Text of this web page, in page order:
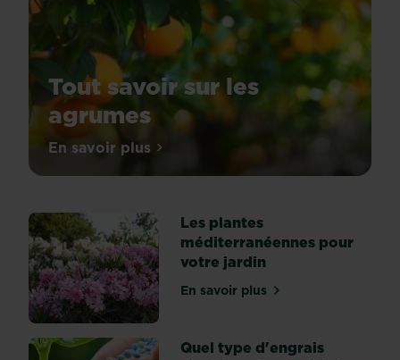
Tout savoir sur les
agrumes
Gourmands
agrumes
figurent
parmi
les
fruitiers
les
plus
En savoir plussur Tout savoir sur les agrumes
Les plantes
méditerranéennes pour
votre jardin
En savoir plussur Les plantes
Quel type d'engrais